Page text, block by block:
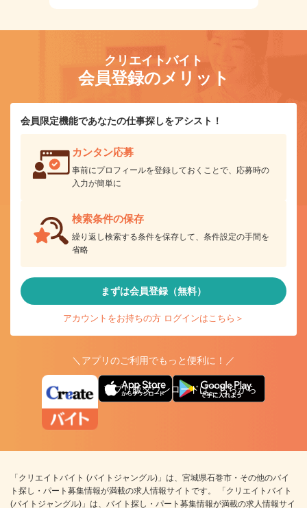
クリエイトバイト
会員登録のメリット
会員限定機能であなたの仕事探しをアシスト！
カンタン応募
事前にプロフィールを登録しておくことで、応募時の
入力が簡単に
検索条件の保存
繰り返し検索する条件を保存して、条件設定の手間を
省略
まずは会員登録（無料）
アカウントをお持ちの方 ログインはこちら＞
＼アプリのご利用でもっと便利に！／
アプリ版ダウンロードはこちらから
「クリエイトバイト (バイトジャングル)」は、宮城県石巻市・その他のバイ
ト探し・パート募集情報が満載の求人情報サイトです。 「クリエイトバイト
(バイトジャングル)」は、バイト探し・パート募集情報が満載の求人情報サイ